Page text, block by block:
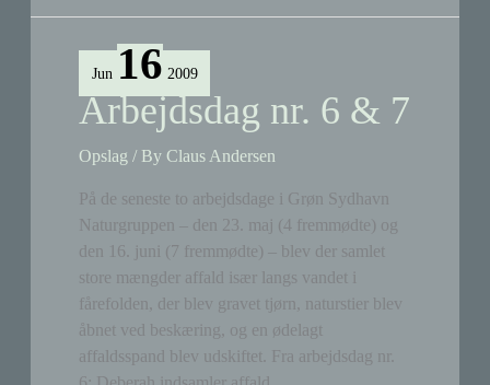
og
rodstukket
Jun 16 2009
Arbejdsdag nr. 6 & 7
Opslag / ByClaus Andersen
På de seneste to arbejdsdage i Grøn Sydhavn
Naturgruppen – den 23. maj (4 fremmødte) og
den 16. juni (7 fremmødte) – blev der samlet
store mængder affald især langs vandet i
fårefolden, der blev gravet tjørn, naturstier blev
åbnet ved beskæring, og en ødelagt
affaldsspand blev udskiftet. Fra arbejdsdag nr.